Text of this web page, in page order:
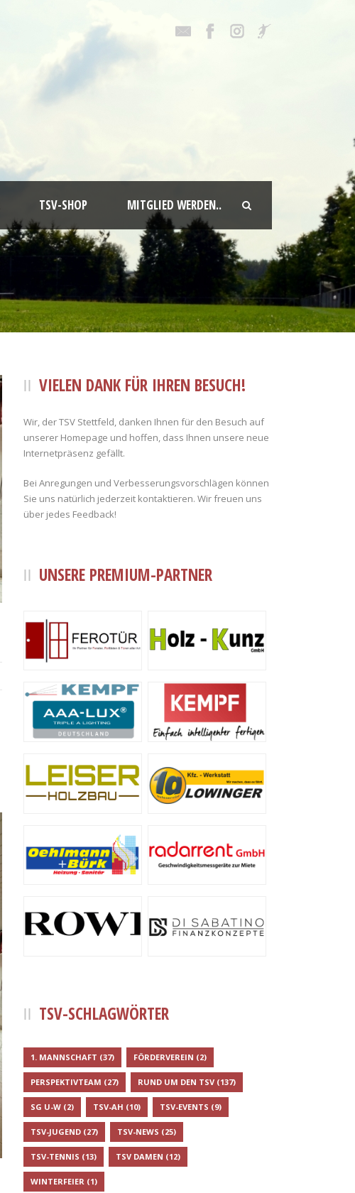
TSV-SHOP MITGLIED WERDEN..
VIELEN DANK FÜR IHREN BESUCH!
Wir, der TSV Stettfeld, danken Ihnen für den Besuch auf
unserer Homepage und hoffen, dass Ihnen unsere neue
Internetpräsenz gefällt.
Bei Anregungen und Verbesserungsvorschlägen können
Sie uns natürlich jederzeit kontaktieren. Wir freuen uns
über jedes Feedback!
UNSERE PREMIUM-PARTNER
TSV-SCHLAGWÖRTER
1. MANNSCHAFT (37) FÖRDERVEREIN (2)
PERSPEKTIVTEAM (27) RUND UM DEN TSV (137)
SG U-W (2) TSV-AH (10) TSV-EVENTS (9)
TSV-JUGEND (27) TSV-NEWS (25)
TSV-TENNIS (13) TSV DAMEN (12)
WINTERFEIER (1)